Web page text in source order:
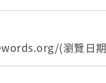
院」紅方印。右方
律詩部分遺失。
稿紙的試卷，第
(瀏覽日